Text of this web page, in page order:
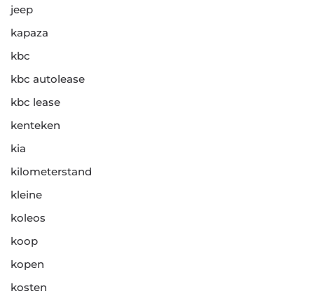
jeep
kapaza
kbc
kbc autolease
kbc lease
kenteken
kia
kilometerstand
kleine
koleos
koop
kopen
kosten